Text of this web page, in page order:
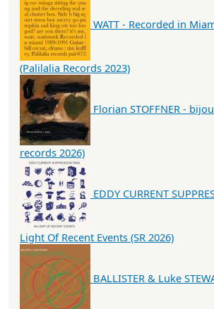
WATT - Recorded in
(Palilalia Records 2023)
Florian STOFFNER -
records 2026)
EDDY CURRENT
Light Of Recent Events (SR 2026)
BALLISTER & Luke